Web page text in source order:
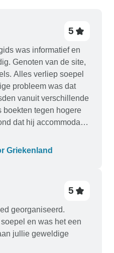
5
site,
Alles verliep soepel
vanuit verschillende
boekten tegen hogere
moeten hebben.
was dat
Griekenland
5
georganiseerd.
en was het een
jullie geweldige